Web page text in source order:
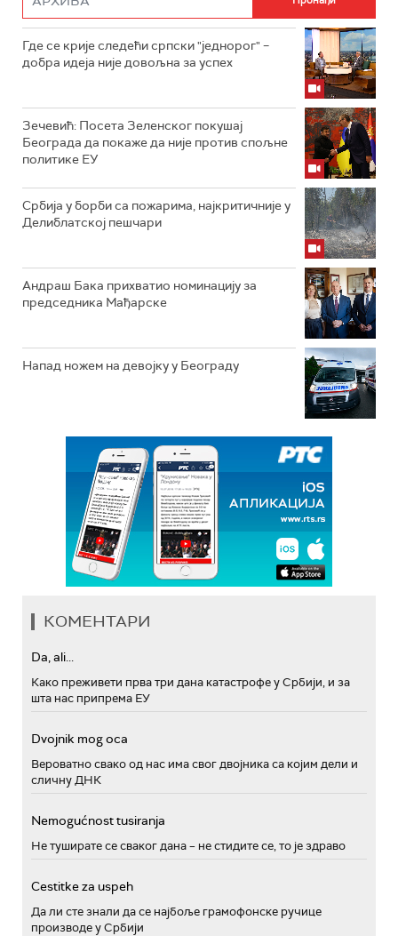
Где се крије следећи српски "једнорог" –
добра идеја није довољна за успех
Зечевић: Посета Зеленског покушај
Београда да покаже да није против спољне
политике ЕУ
Србија у борби са пожарима, најкритичније у
Делиблатској пешчари
Андраш Бака прихватио номинацију за
председника Мађарске
Напад ножем на девојку у Београду
КОМЕНТАРИ
Da, ali...
Како преживети прва три дана катастрофе у Србији, и за
шта нас припрема ЕУ
Dvojnik mog oca
Вероватно свако од нас има свог двојника са којим дели и
сличну ДНК
Nemogućnost tusiranja
Не туширате се сваког дана – не стидите се, то је здраво
Cestitke za uspeh
Да ли сте знали да се најбоље грамофонске ручице
производе у Србији